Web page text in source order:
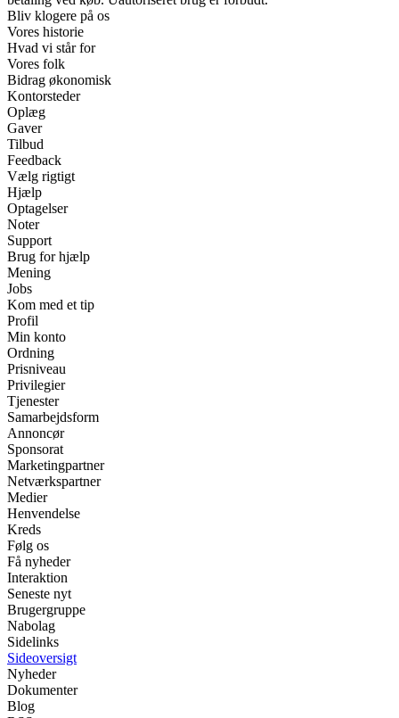
Bliv klogere på os
Vores historie
Hvad vi står for
Vores folk
Bidrag økonomisk
Kontorsteder
Oplæg
Gaver
Tilbud
Feedback
Vælg rigtigt
Hjælp
Optagelser
Noter
Support
Brug for hjælp
Mening
Jobs
Kom med et tip
Profil
Min konto
Ordning
Prisniveau
Privilegier
Tjenester
Samarbejdsform
Annoncør
Sponsorat
Marketingpartner
Netværkspartner
Medier
Henvendelse
Kreds
Følg os
Få nyheder
Interaktion
Seneste nyt
Brugergruppe
Nabolag
Sidelinks
Sideoversigt
Nyheder
Dokumenter
Blog